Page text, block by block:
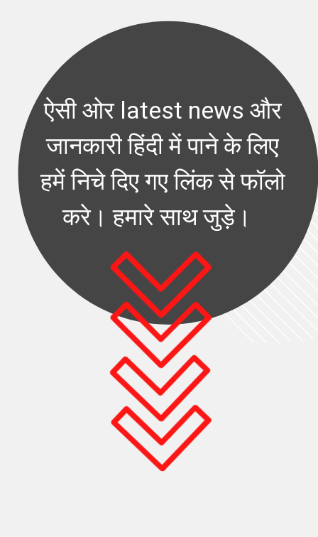
ऐसी ओर latest news और
जानकारी हिंदी में पाने के लिए
हमें निचे दिए गए लिंक से फॉलो
करे। हमारे साथ जुड़े।